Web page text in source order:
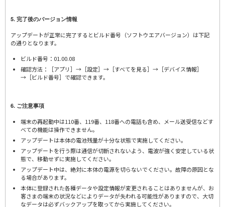
5. 完了後のバージョン情報
アップデートが正常に完了するとビルド番号（ソフトウエアバージョン）は下記
の通りとなります。
ビルド番号：01.00.08
確認方法：［アプリ］→［設定］→［すべてを見る］→［デバイス情報］
→［ビルド番号］で確認できます。
6. ご注意事項
端末の再起動中は110番、119番、118番への電話も含め、メール送受信などす
べての機能は操作できません。
アップデートは本体の電池残量が十分な状態で実施してください。
アップデートを行う際は通信が切断されないよう、電波が強く安定している状
態で、移動せずに実施してください。
アップデート中は、絶対に本体の電源を切らないでください。故障の原因とな
る場合があります。
本体に登録された各種データや設定情報が変更されることはありませんが、お
客さまの端末の状況などによりデータが失われる可能性がありますので、大切
なデータは必ずバックアップを取ってから実施してください。